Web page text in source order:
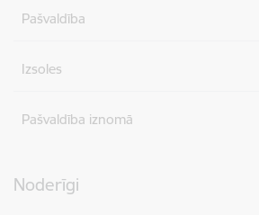
Pašvaldība
Izsoles
Pašvaldība iznomā
Noderīgi